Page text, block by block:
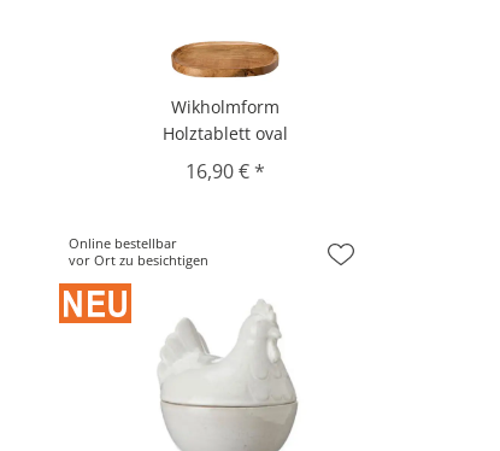
Wikholmform
Holztablett oval
16,90 € *
Online bestellbar
vor Ort zu besichtigen